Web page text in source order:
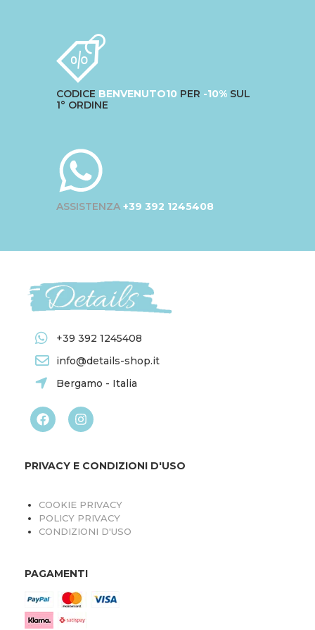
CODICE BENVENUTO10 PER -10% SUL
1° ORDINE
ASSISTENZA +39 392 1245408
+39 392 1245408
info@details-shop.it
Bergamo - Italia
PRIVACY E CONDIZIONI D'USO
COOKIE PRIVACY
POLICY PRIVACY
CONDIZIONI D'USO
PAGAMENTI